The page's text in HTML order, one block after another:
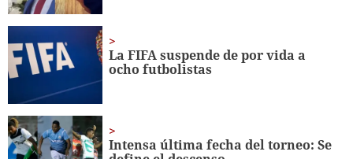
La FIFA suspende de por vida a
ocho futbolistas
Intensa última fecha del torneo: Se